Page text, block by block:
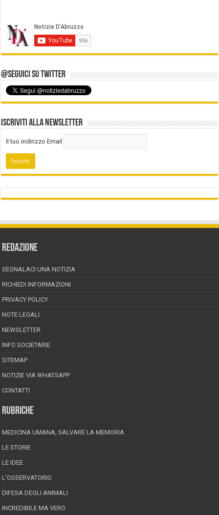
@Seguici su Twitter
Iscriviti alla Newsletter
Il tuo indirizzo Email
REDAZIONE
SEGNALACI UNA NOTIZIA
RICHIEDI INFORMAZIONI
PRIVACY POLICY
NOTE LEGALI
NEWSLETTER
INFO SOCIETARIE
SITEMAP
NOTIZIE VIA WHATSAPP
CONTATTI
RUBRICHE
MEDICINA UMANA, SALVARE LA MEMORIA
LE STORIE
LE IDEE
L’OSSERVATORIO
DIFESA DEGLI ANIMALI
INCREDIBILE MA VERO